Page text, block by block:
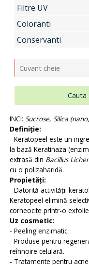
Aditivi
Filtre UV
Coloranti
Conservanti
Cauta
INCI: Sucrose, Silica
Definiție:
- Keratopeel este un
la bază Keratinaza
extrasă din Bacillus
cu o polizaharidă.
Propietăți:
- Datorită activității
Keratopeel elimină
corneocite printr-o
Uz cosmetic:
- Peeling enzimatic.
- Produse pentru
reînnoire celulară.
- Tratamente pentru